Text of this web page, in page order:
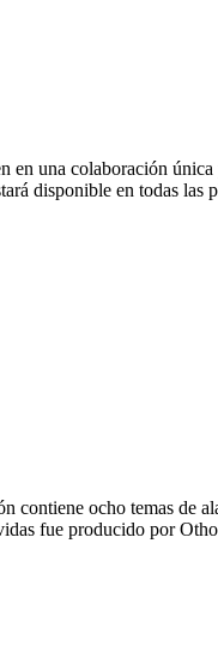
una colaboración
disponible en todas
ocho temas de
fue producido por